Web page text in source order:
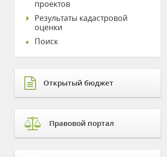
проектов
Результаты кадастровой
оценки
Поиск
Открытый бюджет
Правовой портал